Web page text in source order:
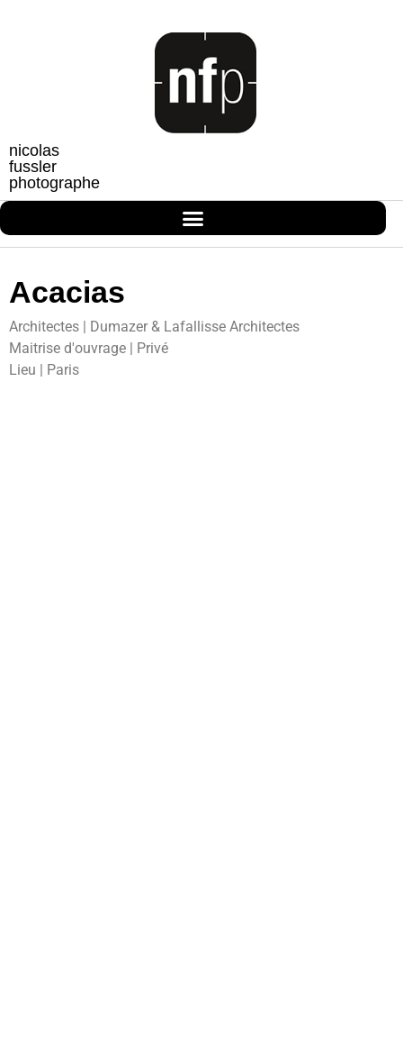
nicolas
fussler
photographe
Acacias
Architectes | Dumazer & Lafallisse Architectes
Maitrise d'ouvrage | Privé
Lieu | Paris